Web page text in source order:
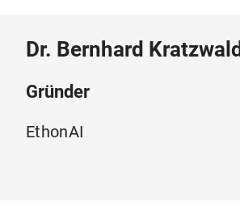
Dr. Bernhard Kratzwald
Gründer
EthonAI